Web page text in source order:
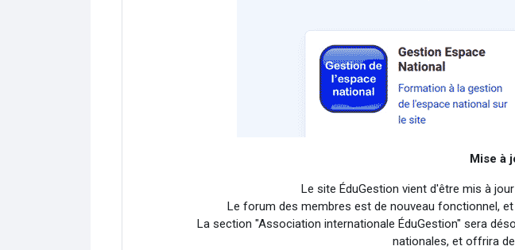
Mise à
Le site ÉduGestion vient d'être mis à
Le forum des membres est de nouveau fonctionnel,
La section "Association internationale ÉduGestion" sera
nationales, et offrira